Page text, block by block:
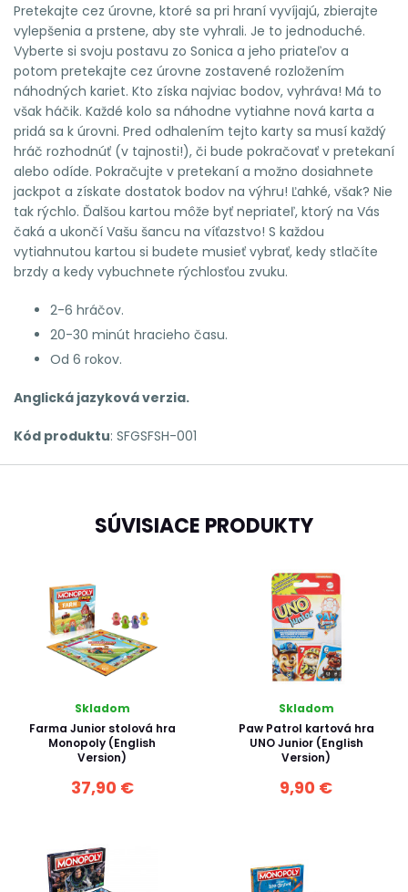
Pretekajte cez úrovne, ktoré sa pri hraní vyvíjajú, zbierajte
vylepšenia a prstene, aby ste vyhrali. Je to jednoduché.
Vyberte si svoju postavu zo Sonica a jeho priateľov a
potom pretekajte cez úrovne zostavené rozložením
náhodných kariet. Kto získa najviac bodov, vyhráva! Má to
však háčik. Každé kolo sa náhodne vytiahne nová karta a
pridá sa k úrovni. Pred odhalením tejto karty sa musí každý
hráč rozhodnúť (v tajnosti!), či bude pokračovať v pretekaní
alebo odíde. Pokračujte v pretekaní a možno dosiahnete
jackpot a získate dostatok bodov na výhru! Ľahké, však? Nie
tak rýchlo. Ďalšou kartou môže byť nepriateľ, ktorý na Vás
čaká a ukončí Vašu šancu na víťazstvo! S každou
vytiahnutou kartou si budete musieť vybrať, kedy stlačíte
brzdy a kedy vybuchnete rýchlosťou zvuku.
2-6 hráčov.
20-30 minút hracieho času.
Od 6 rokov.
Anglická jazyková verzia.
Kód produktu: SFGSFSH-001
SÚVISIACE PRODUKTY
Skladom
Farma Junior stolová hra
Monopoly (English
Version)
37,90 €
Skladom
Paw Patrol kartová hra
UNO Junior (English
Version)
9,90 €